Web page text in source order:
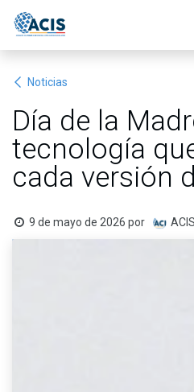
Noticias
Día de la
tecnología
cada versión
9 de mayo de 2026 por ACIS